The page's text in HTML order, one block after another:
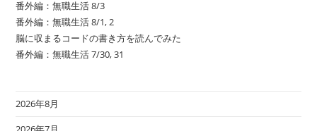
番外編：無職生活 8/3
番外編：無職生活 8/1, 2
脳に収まるコードの書き方を読んでみた
番外編：無職生活 7/30, 31
2026年8月